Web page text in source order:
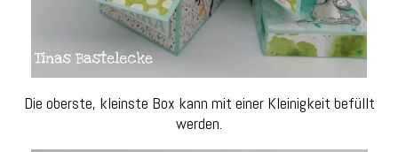
Die oberste, kleinste Box kann mit einer Kleinigkeit befüllt
werden.